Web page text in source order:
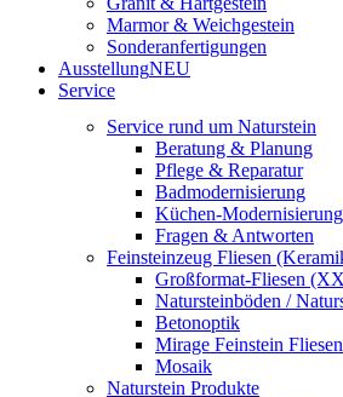
Marmor & Weichgestein
Sonderanfertigungen
AusstellungNEU
Service
Service rund um Naturstein
Beratung & Planung
Pflege & Reparatur
Badmodernisierung
Küchen-
Fragen & Antworten
Feinsteinzeug Fliesen
Großformat-Fliesen
Natursteinböden /
Betonoptik
Mirage Feinstein Fliesen
Mosaik
Naturstein Produkte